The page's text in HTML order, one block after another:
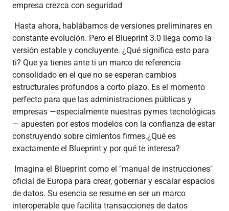
empresa crezca con seguridad
Hasta ahora, hablábamos de versiones preliminares en
constante evolución. Pero el Blueprint 3.0 llega como la
versión estable y concluyente. ¿Qué significa esto para
ti? Que ya tienes ante ti un marco de referencia
consolidado en el que no se esperan cambios
estructurales profundos a corto plazo. Es el momento
perfecto para que las administraciones públicas y
empresas —especialmente nuestras pymes tecnológicas
— apuesten por estos modelos con la confianza de estar
construyendo sobre cimientos firmes.¿Qué es
exactamente el Blueprint y por qué te interesa?
Imagina el Blueprint como el "manual de instrucciones"
oficial de Europa para crear, gobernar y escalar espacios
de datos. Su esencia se resume en ser un marco
interoperable que facilita transacciones de datos